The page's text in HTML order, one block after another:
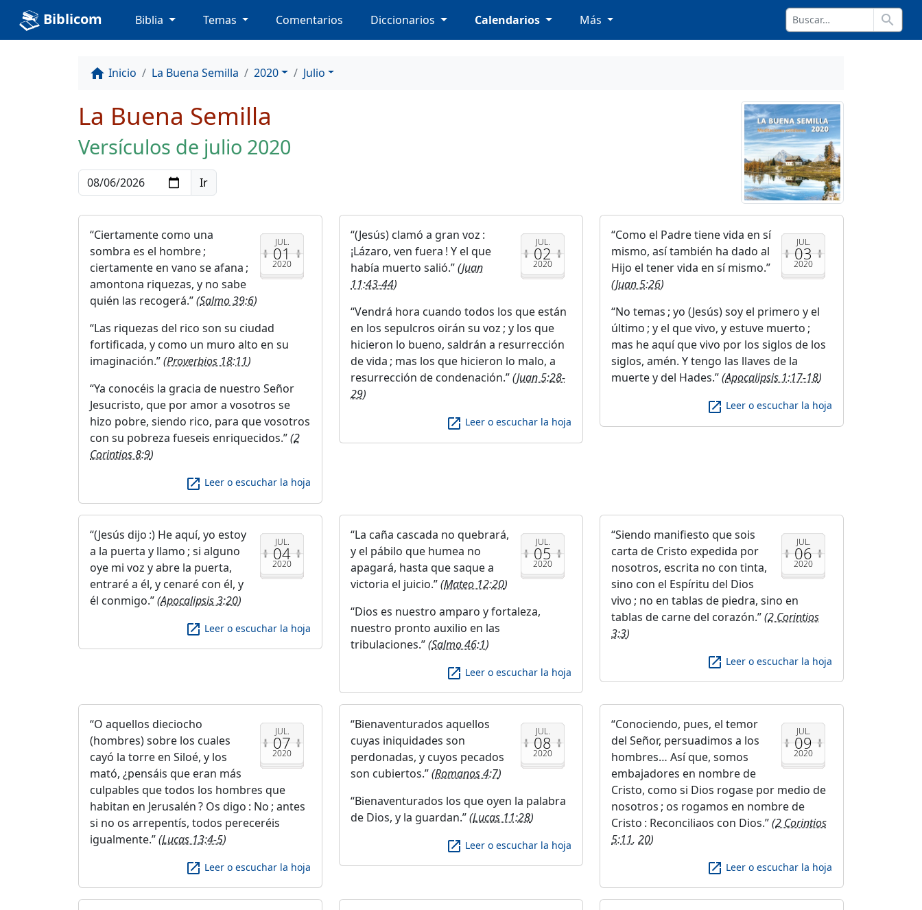
Biblicom Biblia Temas Comentarios Diccionarios Calendarios Más search
home Inicio La Buena Semilla 2020 Julio
La Buena Semilla
Versículos de julio 2020
JUL.
01
2020
Ciertamente como una
sombra es el hombre ;
ciertamente en vano se afana ;
amontona riquezas, y no sabe
quién las recogerá. (Salmo 39:6)
Las riquezas del rico son su ciudad
fortificada, y como un muro alto en su
imaginación. (Proverbios 18:11)
Ya conocéis la gracia de nuestro Señor
Jesucristo, que por amor a vosotros se
hizo pobre, siendo rico, para que vosotros
con su pobreza fueseis enriquecidos. (2
Corintios 8:9)
launch Leer o escuchar la hoja
JUL.
02
2020
(Jesús) clamó a gran voz :
¡Lázaro, ven fuera ! Y el que
había muerto salió. (Juan
11:43-44)
Vendrá hora cuando todos los que están
en los sepulcros oirán su voz ; y los que
hicieron lo bueno, saldrán a resurrección
de vida ; mas los que hicieron lo malo, a
resurrección de condenación. (Juan 5:28-
29)
launch Leer o escuchar la hoja
JUL.
03
2020
Como el Padre tiene vida en sí
mismo, así también ha dado al
Hijo el tener vida en sí mismo.
(Juan 5:26)
No temas ; yo (Jesús) soy el primero y el
último ; y el que vivo, y estuve muerto ;
mas he aquí que vivo por los siglos de los
siglos, amén. Y tengo las llaves de la
muerte y del Hades. (Apocalipsis 1:17-18)
launch Leer o escuchar la hoja
JUL.
04
2020
(Jesús dijo :) He aquí, yo estoy
a la puerta y llamo ; si alguno
oye mi voz y abre la puerta,
entraré a él, y cenaré con él, y
él conmigo. (Apocalipsis 3:20)
launch Leer o escuchar la hoja
JUL.
05
2020
La caña cascada no quebrará,
y el pábilo que humea no
apagará, hasta que saque a
victoria el juicio. (Mateo 12:20)
Dios es nuestro amparo y fortaleza,
nuestro pronto auxilio en las
tribulaciones. (Salmo 46:1)
launch Leer o escuchar la hoja
JUL.
06
2020
Siendo manifiesto que sois
carta de Cristo expedida por
nosotros, escrita no con tinta,
sino con el Espíritu del Dios
vivo ; no en tablas de piedra, sino en
tablas de carne del corazón. (2 Corintios
3:3)
launch Leer o escuchar la hoja
JUL.
07
2020
O aquellos dieciocho
(hombres) sobre los cuales
cayó la torre en Siloé, y los
mató, ¿pensáis que eran más
culpables que todos los hombres que
habitan en Jerusalén ? Os digo : No ; antes
si no os arrepentís, todos pereceréis
igualmente. (Lucas 13:4-5)
launch Leer o escuchar la hoja
JUL.
08
2020
Bienaventurados aquellos
cuyas iniquidades son
perdonadas, y cuyos pecados
son cubiertos. (Romanos 4:7)
Bienaventurados los que oyen la palabra
de Dios, y la guardan. (Lucas 11:28)
launch Leer o escuchar la hoja
JUL.
09
2020
Conociendo, pues, el temor
del Señor, persuadimos a los
hombres… Así que, somos
embajadores en nombre de
Cristo, como si Dios rogase por medio de
nosotros ; os rogamos en nombre de
Cristo : Reconciliaos con Dios. (2 Corintios
5:11, 20)
launch Leer o escuchar la hoja